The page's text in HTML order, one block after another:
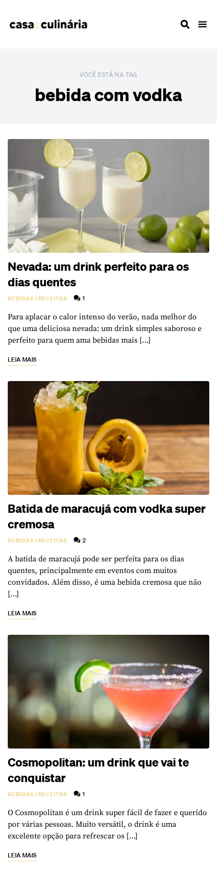
VOCÊ ESTÁ NA TAG
bebida com vodka
Nevada: um drink perfeito para os
dias quentes
BEBIDAS/RECEITAS 1
Para aplacar o calor intenso do verão, nada melhor do
que uma deliciosa nevada: um drink simples saboroso e
perfeito para quem ama bebidas mais […]
LEIA MAIS
Batida de maracujá com vodka super
cremosa
BEBIDAS/RECEITAS 2
A batida de maracujá pode ser perfeita para os dias
quentes, principalmente em eventos com muitos
convidados. Além disso, é uma bebida cremosa que não
[…]
LEIA MAIS
Cosmopolitan: um drink que vai te
conquistar
BEBIDAS/RECEITAS 1
O Cosmopolitan é um drink super fácil de fazer e querido
por várias pessoas. Muito versátil, o drink é uma
excelente opção para refrescar os […]
LEIA MAIS